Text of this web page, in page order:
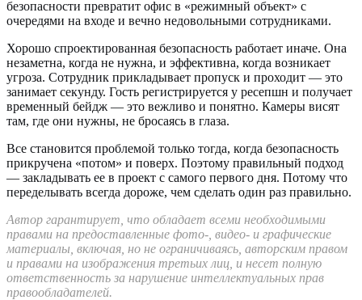
безопасности превратит офис в «режимный объект» с
очередями на входе и вечно недовольными сотрудниками.
Хорошо спроектированная безопасность работает иначе. Она
незаметна, когда не нужна, и эффективна, когда возникает
угроза. Сотрудник прикладывает пропуск и проходит — это
занимает секунду. Гость регистрируется у ресепшн и получает
временный бейдж — это вежливо и понятно. Камеры висят
там, где они нужны, не бросаясь в глаза.
Все становится проблемой только тогда, когда безопасность
прикручена «потом» и поверх. Поэтому правильный подход
— закладывать ее в проект с самого первого дня. Потому что
переделывать всегда дороже, чем сделать один раз правильно.
Автор гарантирует, что обладает всеми необходимыми
правами на предоставленные фото-, видео- и графические
материалы, включая, но не ограничиваясь, авторским правом
и правами на изображения третьих лиц, и несет полную
ответственность за нарушение интеллектуальных прав
правообладателей.